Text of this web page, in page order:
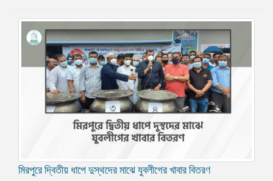
মিরপুরে দ্বিতীয় ধাপে দুস্থদের মাঝে যুবলীগের খাবার বিতরণ